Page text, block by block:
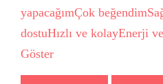
yapacağımÇok beğendim
dostuHızlı ve kolayEnerji
Göster